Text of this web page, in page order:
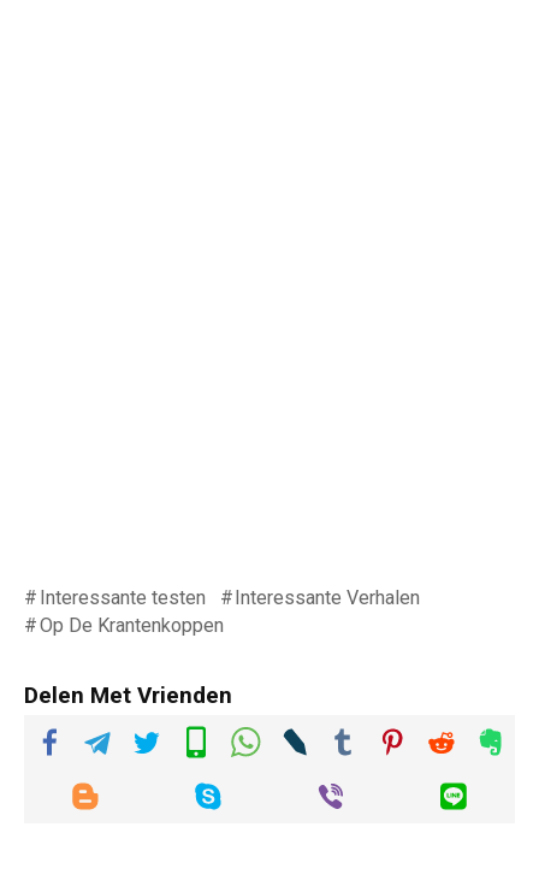
Interessante testen
Interessante Verhalen
Op De Krantenkoppen
Delen Met Vrienden